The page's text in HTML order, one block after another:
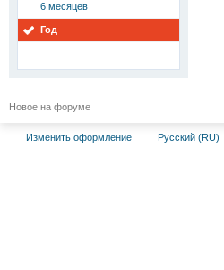
6 месяцев
Год
Новое на форуме
Изменить оформление Русский (RU)